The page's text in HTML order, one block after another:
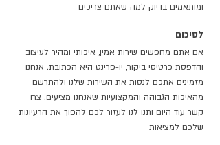
ומותאמים בדיוק למה שאתם צריכים
לסיכום
אם אתם מחפשים שירות אמין, איכותי ומהיר לעיצוב
והדפסת כרטיסי ביקור, יו-פרינט היא הכתובת. אנחנו
מזמינים אתכם לנסות את השירות שלנו ולהתרשם
מהאיכות הגבוהה והמקצועיות שאנחנו מציעים. צרו
קשר עוד היום ותנו לנו לעזור לכם להפוך את הרעיונות
שלכם למציאות